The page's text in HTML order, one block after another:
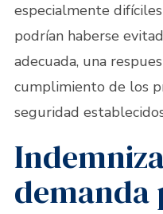
especialmente
podrían haberse
adecuada, una
cumplimiento de los
seguridad
demanda